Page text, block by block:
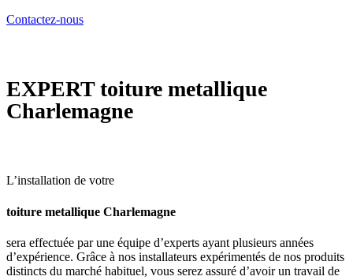
Contactez-nous
EXPERTtoiture metallique
Charlemagne
L’installation de votre
toiture metallique Charlemagne
sera effectuée par une équipe d’experts ayant plusieurs années
d’expérience. Grâce à nos installateurs expérimentés de nos produits
distincts du marché habituel, vous serez assuré d’avoir un travail de